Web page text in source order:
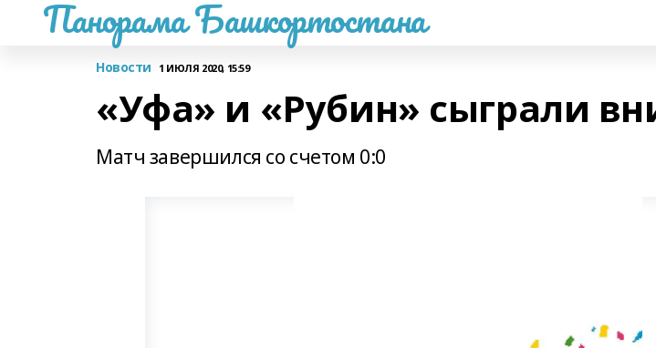
Панорама Башкортостана
Новости 1 ИЮЛЯ 2020, 15:59
«Уфа» и «Рубин» сыграли
Матч завершился со счетом 0:0